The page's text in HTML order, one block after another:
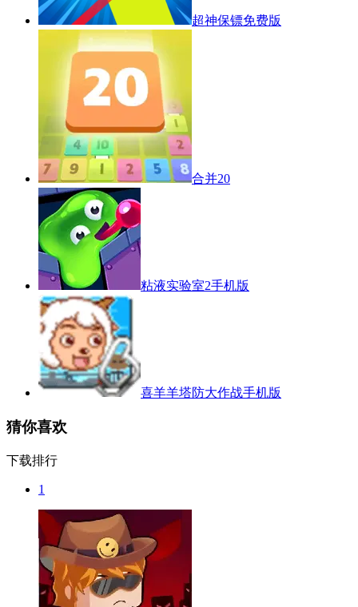
超神保镖免费版
合并20
粘液实验室2手机版
喜羊羊塔防大作战手机版
猜你喜欢
下载排行
1